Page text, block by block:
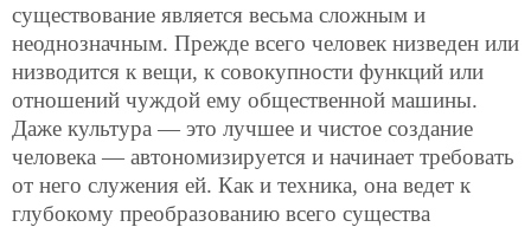
существование является весьма сложным и
неоднозначным. Прежде всего человек низведен или
низводится к вещи, к совокупности функций или
отношений чуждой ему общественной машины.
Даже культура — это лучшее и чистое создание
человека — автономизируется и начинает требовать
от него служения ей. Как и техника, она ведет к
глубокому преобразованию всего существа